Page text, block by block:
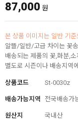
87,000 원
본 상품 이미지는 일반 기
알뜰/일반/고급 차이는 꽃
배송되는 제품의 꽃,화분,
별도로 시즌이나 배송지역
상품코드 St-0030z
배송가능지역 전국배송가
원산지 국내산